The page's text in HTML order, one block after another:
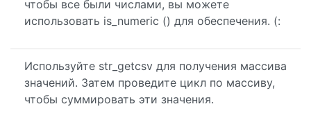
чтобы все были числами, вы можете
использовать is_numeric () для обеспечения. (:
Используйте str_getcsv для получения массива
значений. Затем проведите цикл по массиву,
чтобы суммировать эти значения.